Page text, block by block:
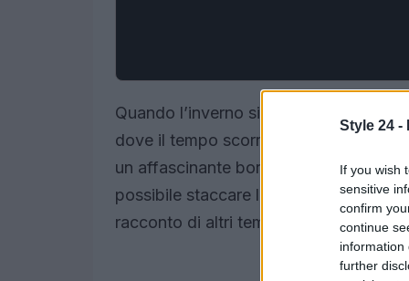
Style 24 -
If you wish
sensitive
confirm
continue
information
further
Quando l’inverno si avvicina, molti
dove il tempo scorre con calma. A
un affascinante borgo lombardo che
possibile staccare la spina e
racconto di altri tempi.